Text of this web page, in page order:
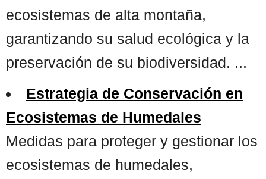
ecosistemas de alta montaña,
garantizando su salud ecológica y la
preservación de su biodiversidad. ...
Estrategia de Conservación en
Ecosistemas de Humedales
Medidas para proteger y gestionar los
ecosistemas de humedales,